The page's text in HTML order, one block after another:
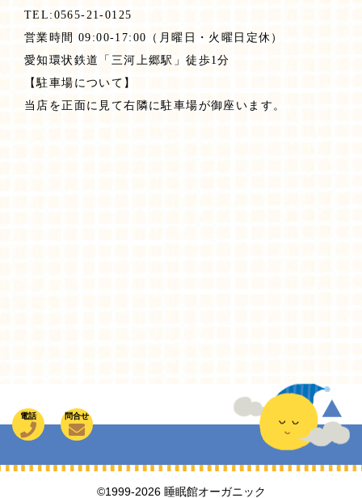
TEL:0565-21-0125
営業時間 09:00-17:00（月曜日・火曜日定休）
愛知環状鉄道「三河上郷駅」徒歩1分
【駐車場について】
当店を正面に見て右隣に駐車場が御座います。
電話 問合せ
©1999-2026 睡眠館オーガニック